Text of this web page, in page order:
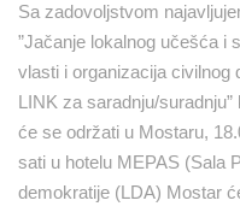
Sa zadovoljstvom
”Jačanje lokalnog učešća i
vlasti i organizacija civilnog
LINK za saradnju/
će se održati u Mostaru,
sati u hotelu MEPAS (Sala
demokratije (LDA) Mostar